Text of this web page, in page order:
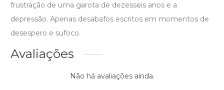
frustração de uma garota de dezesseis anos e a
depressão. Apenas desabafos escritos em momentos de
desespero e sufoco.
Avaliações
Não há avaliações ainda.